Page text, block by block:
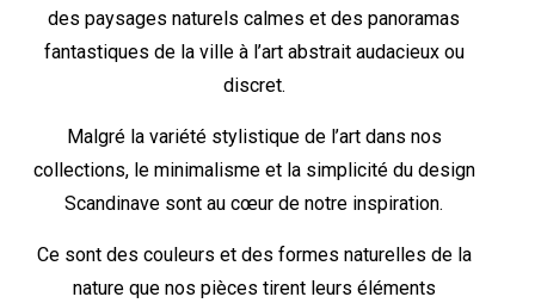
des paysages naturels calmes et des panoramas
fantastiques de la ville à l’art abstrait audacieux ou
discret.
Malgré la variété stylistique de l’art dans nos
collections, le minimalisme et la simplicité du design
Scandinave sont au cœur de notre inspiration.
Ce sont des couleurs et des formes naturelles de la
nature que nos pièces tirent leurs éléments